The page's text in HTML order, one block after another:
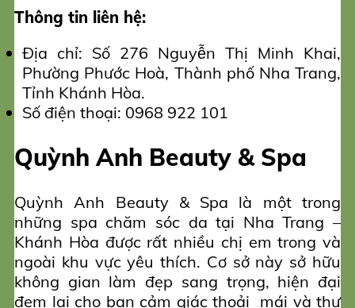
Thông tin liên hệ:
Địa chỉ: Số 276 Nguyễn Thị Minh Khai,
Phường Phước Hoà, Thành phố Nha Trang,
Tỉnh Khánh Hòa.
Số điện thoại: 0968 922 101
Quỳnh Anh Beauty & Spa
Quỳnh Anh Beauty & Spa là một trong
những spa chăm sóc da tại Nha Trang –
Khánh Hòa được rất nhiều chị em trong và
ngoài khu vực yêu thích. Cơ sở này sở hữu
không gian làm đẹp sang trọng, hiện đại
đem lại cho bạn cảm giác thoải mái và thư